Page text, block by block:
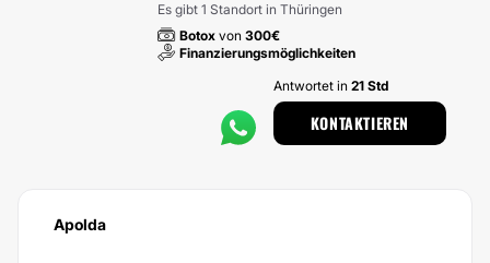
Es gibt 1 Standort in Thüringen
Botox von 300€
Finanzierungsmöglichkeiten
Antwortet in 21 Std
KONTAKTIEREN
Apolda